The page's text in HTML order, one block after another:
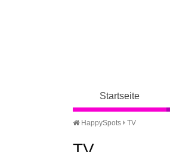
Startseite
HappySpots TV